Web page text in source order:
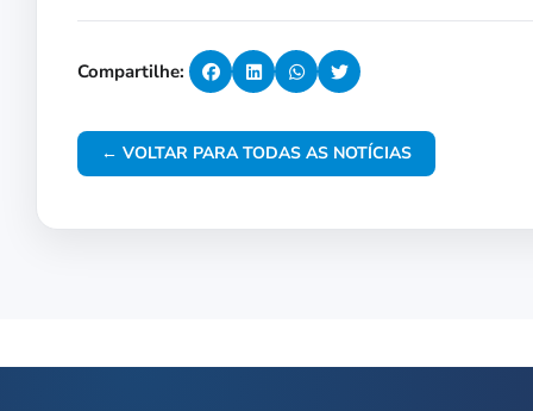
Compartilhe:
← VOLTAR PARA TODAS AS NOTÍCIAS